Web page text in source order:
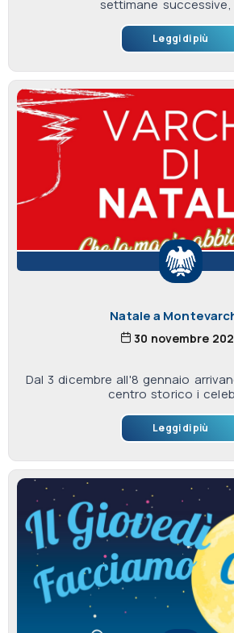
settimane successive,
Leggi di più
Natale a
30 novembre
Dal 3 dicembre all'8 gennaio
centro storico i
Leggi di più